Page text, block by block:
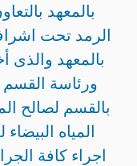
بالمعهد
الرمد تحت
بالمعهد والذى
ورئاسة
بالقسم لصالح
المياه
اجراء كافة